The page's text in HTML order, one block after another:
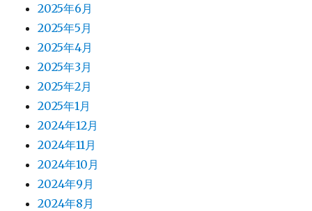
2025年6月
2025年5月
2025年4月
2025年3月
2025年2月
2025年1月
2024年12月
2024年11月
2024年10月
2024年9月
2024年8月